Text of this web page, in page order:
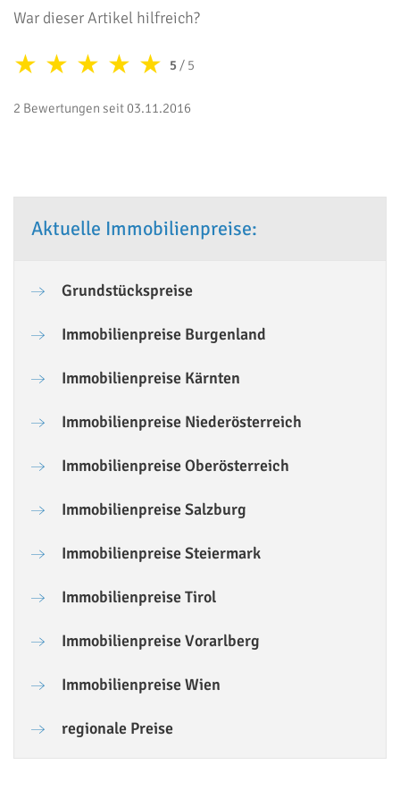
War dieser Artikel hilfreich?
★
★
★
★
★ 5 / 5
2 Bewertungen seit 03.11.2016
Aktuelle Immobilienpreise:
Grundstückspreise
Immobilienpreise Burgenland
Immobilienpreise Kärnten
Immobilienpreise Niederösterreich
Immobilienpreise Oberösterreich
Immobilienpreise Salzburg
Immobilienpreise Steiermark
Immobilienpreise Tirol
Immobilienpreise Vorarlberg
Immobilienpreise Wien
regionale Preise